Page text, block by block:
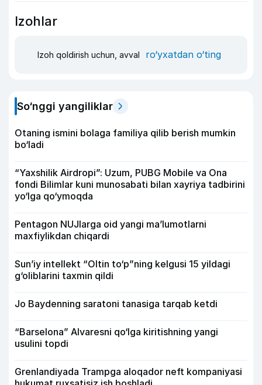
Izohlar
Izoh qoldirish uchun, avval ro‘yxatdan o‘ting
So‘nggi yangiliklar
Otaning ismini bolaga familiya qilib berish mumkin
bo‘ladi
“Yaxshilik Airdropi”: Uzum, PUBG Mobile va Ona
fondi Bilimlar kuni munosabati bilan xayriya tadbirini
yo‘lga qo‘ymoqda
Pentagon NUJlarga oid yangi maʼlumotlarni
maxfiylikdan chiqardi
Sun’iy intellekt “Oltin to‘p”ning kelgusi 15 yildagi
g‘oliblarini taxmin qildi
Jo Baydenning saratoni tanasiga tarqab ketdi
“Barselona” Alvaresni qo‘lga kiritishning yangi
usulini topdi
Grenlandiyada Trampga aloqador neft kompaniyasi